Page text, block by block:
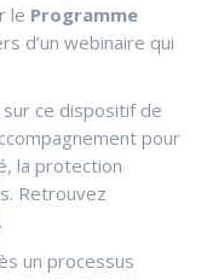
le Programme
d’un webinaire qui
ce dispositif de
pour
la protection
Retrouvez
.
un processus